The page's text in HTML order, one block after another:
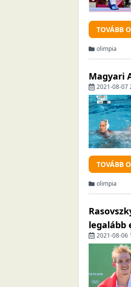
TOVÁBB
olimpia
Magyari
2021-08-07
TOVÁBB
olimpia
legalább
2021-08-06